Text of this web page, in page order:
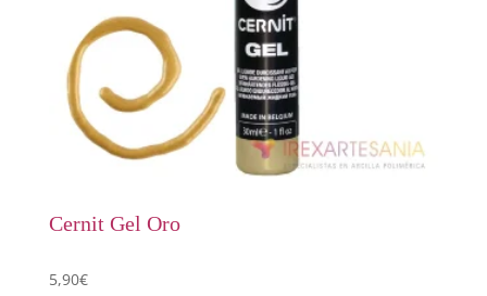
Cernit Gel Oro
5,90€